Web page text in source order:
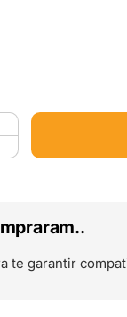
te garantir